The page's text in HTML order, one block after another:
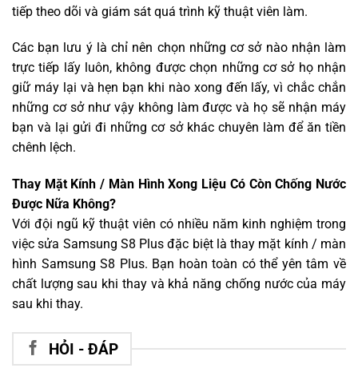
tiếp theo dõi và giám sát quá trình kỹ thuật viên làm.
Các bạn lưu ý là chỉ nên chọn những cơ sở nào nhận làm
trực tiếp lấy luôn, không được chọn những cơ sở họ nhận
giữ máy lại và hẹn bạn khi nào xong đến lấy, vì chắc chắn
những cơ sở như vậy không làm được và họ sẽ nhận máy
bạn và lại gửi đi những cơ sở khác chuyên làm để ăn tiền
chênh lệch.
Thay Mặt Kính / Màn Hình Xong Liệu Có Còn Chống Nước
Được Nữa Không?
Với đội ngũ kỹ thuật viên có nhiều năm kinh nghiệm trong
việc sửa Samsung S8 Plus đặc biệt là thay mặt kính / màn
hình Samsung S8 Plus. Bạn hoàn toàn có thể yên tâm về
chất lượng sau khi thay và khả năng chống nước của máy
sau khi thay.
HỎI - ĐÁP